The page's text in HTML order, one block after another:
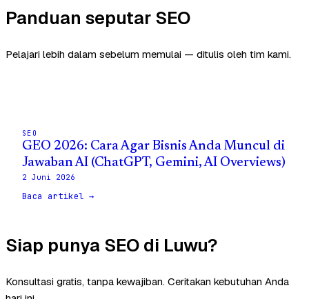
Panduan seputar SEO
Pelajari lebih dalam sebelum memulai — ditulis oleh tim kami.
SEO
GEO 2026: Cara Agar Bisnis Anda Muncul di
Jawaban AI (ChatGPT, Gemini, AI Overviews)
2 Juni 2026
Baca artikel →
Siap punya SEO di Luwu?
Konsultasi gratis, tanpa kewajiban. Ceritakan kebutuhan Anda